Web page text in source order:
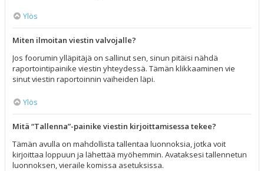
Ylös
Miten ilmoitan viestin valvojalle?
Jos foorumin ylläpitäjä on sallinut sen, sinun pitäisi nähdä
raportointipainike viestin yhteydessä. Tämän klikkaaminen vie
sinut viestin raportoinnin vaiheiden läpi.
Ylös
Mitä “Tallenna”-painike viestin kirjoittamisessa tekee?
Tämän avulla on mahdollista tallentaa luonnoksia, jotka voit
kirjoittaa loppuun ja lähettää myöhemmin. Avataksesi tallennetun
luonnoksen, vieraile komissa asetuksissa.